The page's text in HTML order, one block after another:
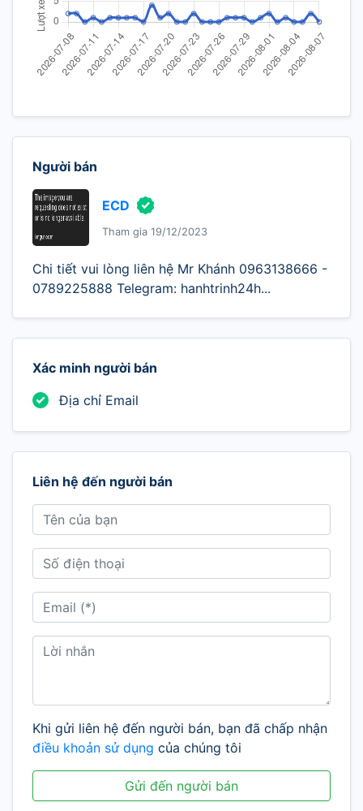
Người bán
ECD
Tham gia 19/12/2023
Chi tiết vui lòng liên hệ Mr Khánh 0963138666 -
0789225888 Telegram: hanhtrinh24h...
Xác minh người bán
Địa chỉ Email
Liên hệ đến người bán
Khi gửi liên hệ đến người bán, bạn đã chấp nhận
điều khoản sử dụng của chúng tôi
Gửi đến người bán